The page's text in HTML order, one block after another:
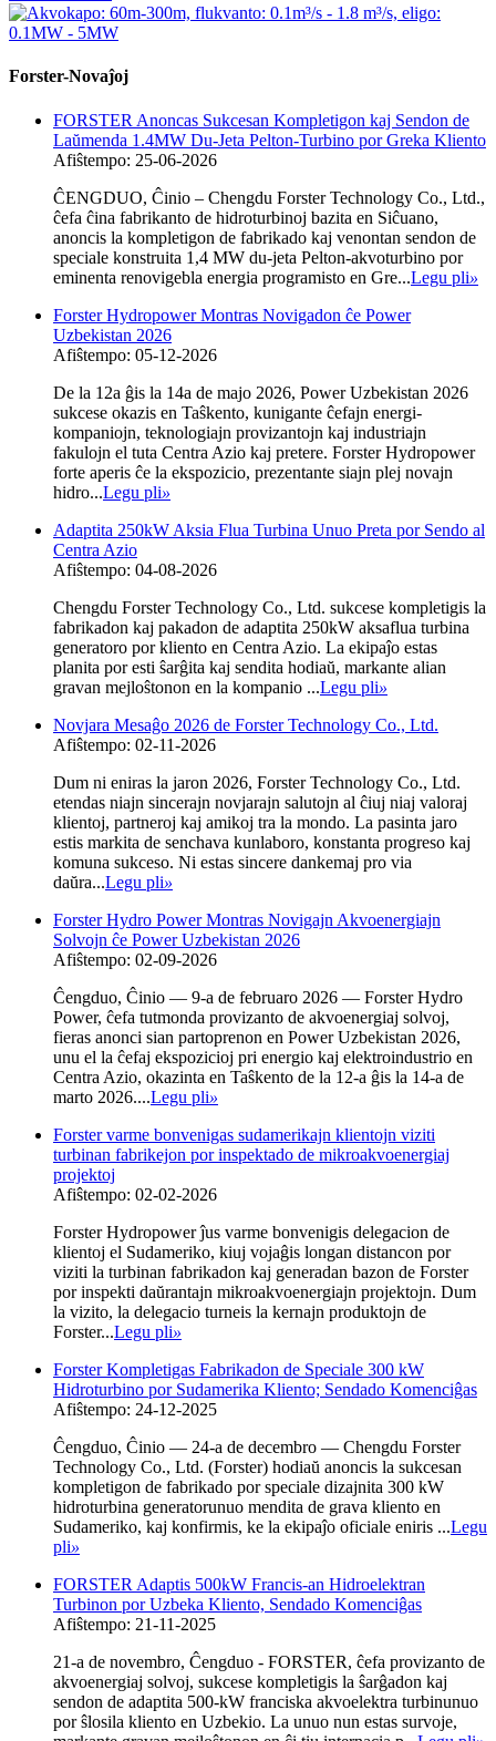
Forster-Novaĵoj
FORSTER Anoncas Sukcesan Kompletigon kaj Sendon de
Laŭmenda 1.4MW Du-Jeta Pelton-Turbino por Greka Kliento
Afiŝtempo: 25-06-2026
ĈENGDUO, Ĉinio – Chengdu Forster Technology Co., Ltd.,
ĉefa ĉina fabrikanto de hidroturbinoj bazita en Siĉuano,
anoncis la kompletigon de fabrikado kaj venontan sendon de
speciale konstruita 1,4 MW du-jeta Pelton-akvoturbino por
eminenta renovigebla energia programisto en Gre...Legu pli»
Forster Hydropower Montras Novigadon ĉe Power
Uzbekistan 2026
Afiŝtempo: 05-12-2026
De la 12a ĝis la 14a de majo 2026, Power Uzbekistan 2026
sukcese okazis en Taŝkento, kunigante ĉefajn energi-
kompaniojn, teknologiajn provizantojn kaj industriajn
fakulojn el tuta Centra Azio kaj pretere. Forster Hydropower
forte aperis ĉe la ekspozicio, prezentante siajn plej novajn
hidro...Legu pli»
Adaptita 250kW Aksia Flua Turbina Unuo Preta por Sendo al
Centra Azio
Afiŝtempo: 04-08-2026
Chengdu Forster Technology Co., Ltd. sukcese kompletigis la
fabrikadon kaj pakadon de adaptita 250kW aksaflua turbina
generatoro por kliento en Centra Azio. La ekipaĵo estas
planita por esti ŝarĝita kaj sendita hodiaŭ, markante alian
gravan mejloŝtonon en la kompanio ...Legu pli»
Novjara Mesaĝo 2026 de Forster Technology Co., Ltd.
Afiŝtempo: 02-11-2026
Dum ni eniras la jaron 2026, Forster Technology Co., Ltd.
etendas niajn sincerajn novjarajn salutojn al ĉiuj niaj valoraj
klientoj, partneroj kaj amikoj tra la mondo. La pasinta jaro
estis markita de senchava kunlaboro, konstanta progreso kaj
komuna sukceso. Ni estas sincere dankemaj pro via
daŭra...Legu pli»
Forster Hydro Power Montras Novigajn Akvoenergiajn
Solvojn ĉe Power Uzbekistan 2026
Afiŝtempo: 02-09-2026
Ĉengduo, Ĉinio — 9-a de februaro 2026 — Forster Hydro
Power, ĉefa tutmonda provizanto de akvoenergiaj solvoj,
fieras anonci sian partoprenon en Power Uzbekistan 2026,
unu el la ĉefaj ekspozicioj pri energio kaj elektroindustrio en
Centra Azio, okazinta en Taŝkento de la 12-a ĝis la 14-a de
marto 2026....Legu pli»
Forster varme bonvenigas sudamerikajn klientojn viziti
turbinan fabrikejon por inspektado de mikroakvoenergiaj
projektoj
Afiŝtempo: 02-02-2026
Forster Hydropower ĵus varme bonvenigis delegacion de
klientoj el Sudameriko, kiuj vojaĝis longan distancon por
viziti la turbinan fabrikadon kaj generadan bazon de Forster
por inspekti daŭrantajn mikroakvoenergiajn projektojn. Dum
la vizito, la delegacio turneis la kernajn produktojn de
Forster...Legu pli»
Forster Kompletigas Fabrikadon de Speciale 300 kW
Hidroturbino por Sudamerika Kliento; Sendado Komenciĝas
Afiŝtempo: 24-12-2025
Ĉengduo, Ĉinio — 24-a de decembro — Chengdu Forster
Technology Co., Ltd. (Forster) hodiaŭ anoncis la sukcesan
kompletigon de fabrikado por speciale dizajnita 300 kW
hidroturbina generatorunuo mendita de grava kliento en
Sudameriko, kaj konfirmis, ke la ekipaĵo oficiale eniris ...Legu
pli»
FORSTER Adaptis 500kW Francis-an Hidroelektran
Turbinon por Uzbeka Kliento, Sendado Komenciĝas
Afiŝtempo: 21-11-2025
21-a de novembro, Ĉengduo - FORSTER, ĉefa provizanto de
akvoenergiaj solvoj, sukcese kompletigis la ŝarĝadon kaj
sendon de adaptita 500-kW franciska akvoelektra turbinunuo
por ŝlosila kliento en Uzbekio. La unuo nun estas survoje,